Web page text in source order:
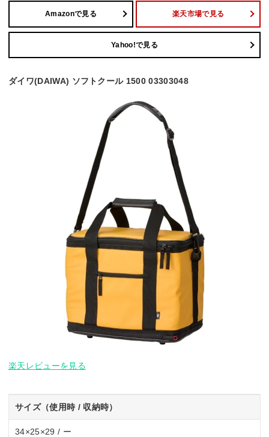
Amazonで見る 楽天市場で見る
Yahoo!で見る
ダイワ(DAIWA) ソフトクール 1500 03303048
楽天レビューを見る
サイズ（使用時 / 収納時）
34×25×29 / ー